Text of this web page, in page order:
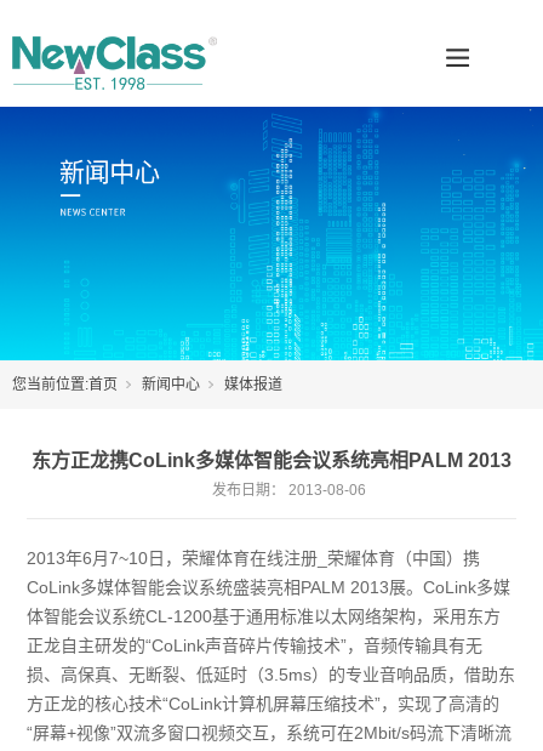
您当前位置:首页 新闻中心 媒体报道
东方正龙携CoLink多媒体智能会议系统亮相PALM 2013
发布日期： 2013-08-06
2013年6月7~10日，荣耀体育在线注册_荣耀体育（中国）携
CoLink多媒体智能会议系统盛装亮相PALM 2013展。CoLink多媒
体智能会议系统CL-1200基于通用标准以太网络架构，采用东方
正龙自主研发的“CoLink声音碎片传输技术”，音频传输具有无
损、高保真、无断裂、低延时（3.5ms）的专业音响品质，借助东
方正龙的核心技术“CoLink计算机屏幕压缩技术”，实现了高清的
“屏幕+视像”双流多窗口视频交互，系统可在2Mbit/s码流下清晰流